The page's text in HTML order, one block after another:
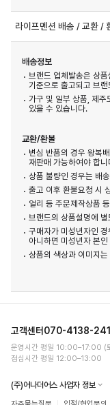
라이프멘션 배송 / 교환 /
배송정보
브랜드 업체발송은 상
기준으로 출고되고 브
가구 및 일부 상품, 제주
있을 수 있습니다.
교환/환불
변심 반품의 경우 왕복
재판매 가능하여야 합니
상품 불량인 경우는 배
출고 이후 환불요청 시
얼리 등 주문제작상품
브랜드의 상품설명에
구매자가 미성년자인
아니하면 미성년자 본
상품의 색상과 이미지
고객센터 070-4138-
운영시간 평일 10:00–17:00 (
점심시간 평일 12:00–13:00
(주)어나더어스 사업자 정보